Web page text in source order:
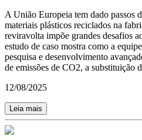
A União Europeia tem dado passos
materiais plásticos reciclados na
reviravolta impõe grandes desafios
estudo de caso mostra como a
pesquisa e desenvolvimento
de emissões de CO2, a substituição
12/08/2025
Leia mais